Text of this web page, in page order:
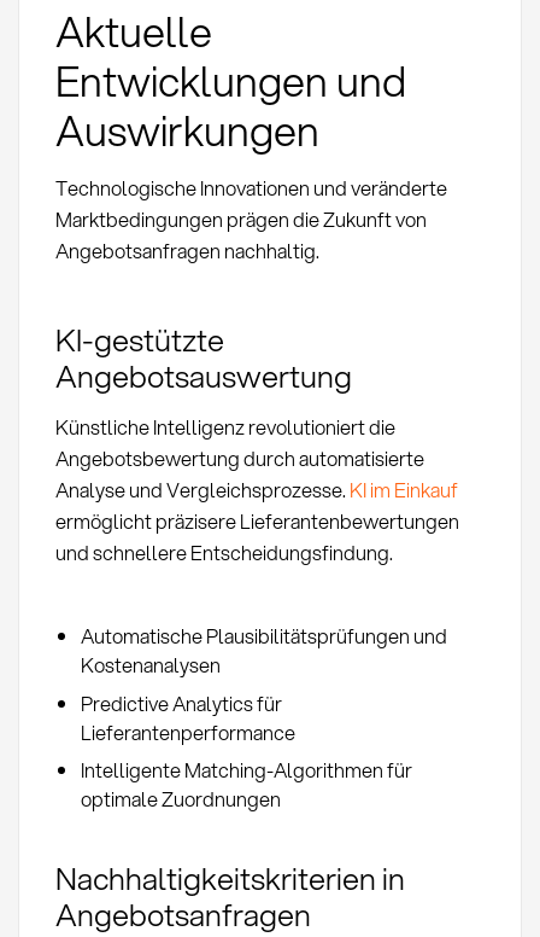
Aktuelle
Entwicklungen und
Auswirkungen
Technologische Innovationen und veränderte
Marktbedingungen prägen die Zukunft von
Angebotsanfragen nachhaltig.
KI-gestützte
Angebotsauswertung
Künstliche Intelligenz revolutioniert die
Angebotsbewertung durch automatisierte
Analyse und Vergleichsprozesse. KI im Einkauf
ermöglicht präzisere Lieferantenbewertungen
und schnellere Entscheidungsfindung.
Automatische Plausibilitätsprüfungen und
Kostenanalysen
Predictive Analytics für
Lieferantenperformance
Intelligente Matching-Algorithmen für
optimale Zuordnungen
Nachhaltigkeitskriterien in
Angebotsanfragen